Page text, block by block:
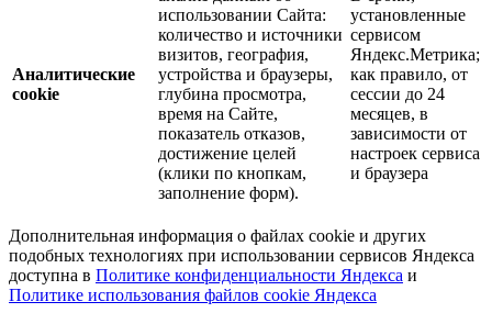
Аналитические
cookie
использовании Сайта:
количество и источники
визитов, география,
устройства и браузеры,
глубина просмотра,
время на Сайте,
показатель отказов,
достижение целей
(клики по кнопкам,
заполнение форм).
установленные
сервисом
Яндекс.Метрика;
как правило, от
сессии до 24
месяцев, в
зависимости от
настроек сервиса
и браузера
Дополнительная информация о файлах cookie и других
подобных технологиях при использовании сервисов Яндекса
доступна в Политике конфиденциальности Яндекса и
Политике использования файлов cookie Яндекса